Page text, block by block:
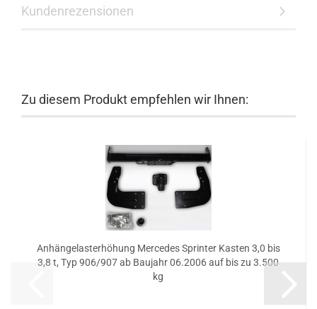
Kundenrezensionen
Zu diesem Produkt empfehlen wir Ihnen:
Anhängelasterhöhung Mercedes Sprinter Kasten 3,0 bis
3,8 t, Typ 906/907 ab Baujahr 06.2006 auf bis zu 3.500
kg